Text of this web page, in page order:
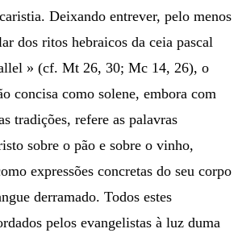
Deixando entrever, pelo menos
dos ritos hebraicos da ceia pascal
» (cf. Mt 26, 30; Mc 14, 26), o
concisa como solene, embora com
tradições, refere as palavras
sobre o pão e sobre o vinho,
expressões concretas do seu corpo
derramado. Todos estes
pelos evangelistas à luz duma